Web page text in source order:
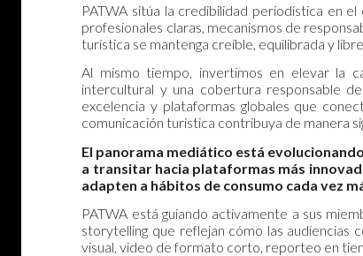
PATWA sitúa la credibilidad periodística en
profesionales claras, mecanismos de
turística se mantenga creíble, equilibrada y
Al mismo tiempo, invertimos en elevar la
intercultural y una cobertura responsable
excelencia y plataformas globales que
comunicación turística contribuya de manera
El panorama mediático está
a transitar hacia plataformas más
adapten a hábitos de consumo cada vez
PATWA está guiando activamente a sus
storytelling que reflejan cómo las audiencias
visual, video de formato corto, reporteo en